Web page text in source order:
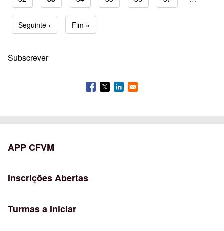
Paginação
Próxima página
Seguinte › Última página
Fim »
Subscrever
APP CFVM
Inscrições Abertas
Turmas a Iniciar